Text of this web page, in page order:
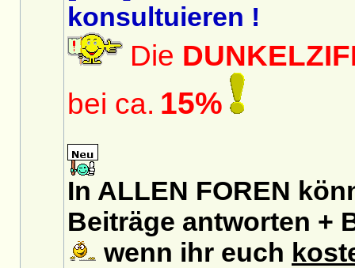
konsultuieren !
Die
bei ca. 15%
In ALLEN FOREN
Beiträge antworten +
wenn ihr euch